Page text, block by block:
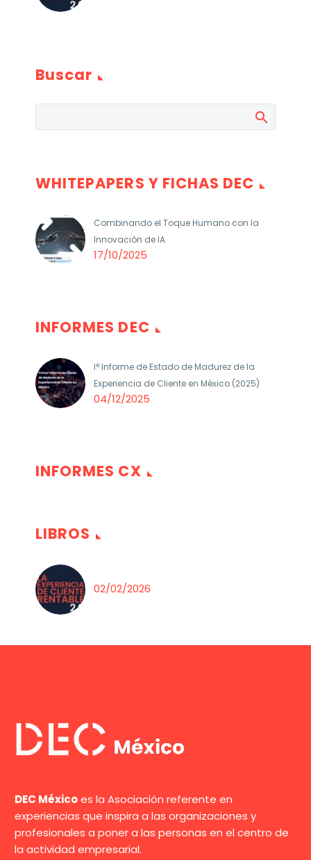
Buscar
WHITEPAPERS Y FICHAS DEC
Combinando el Toque Humano con la
Innovación de IA
17/10/2025
INFORMES DEC
I° Informe de Estado de Madurez de la
Experiencia de Cliente en México (2025)
04/12/2025
INFORMES CX
LIBROS
02/02/2026
DEC Méxicoes la Asociación referente en
experiencias que inspira a las organizaciones y
profesionales a poner a las personas en el centro de
la actividad empresarial.